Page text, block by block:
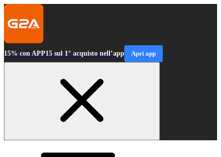
15% con APP15 sul 1° acquisto nell’app Apri app